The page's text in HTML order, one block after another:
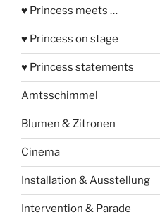
♥ Princess meets …
♥ Princess on stage
♥ Princess statements
Amtsschimmel
Blumen & Zitronen
Cinema
Installation & Ausstellung
Intervention & Parade